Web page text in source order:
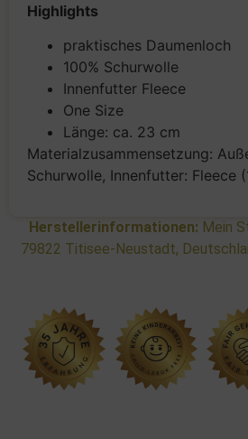
Highlights
praktisches Daumenloch
100% Schurwolle
Innenfutter Fleece
One Size
Länge: ca. 23 cm
Materialzusammensetzung:
Schurwolle, Innenfutter: Fleece
Herstellerinformationen: Mein
79822 Titisee-Neustadt,